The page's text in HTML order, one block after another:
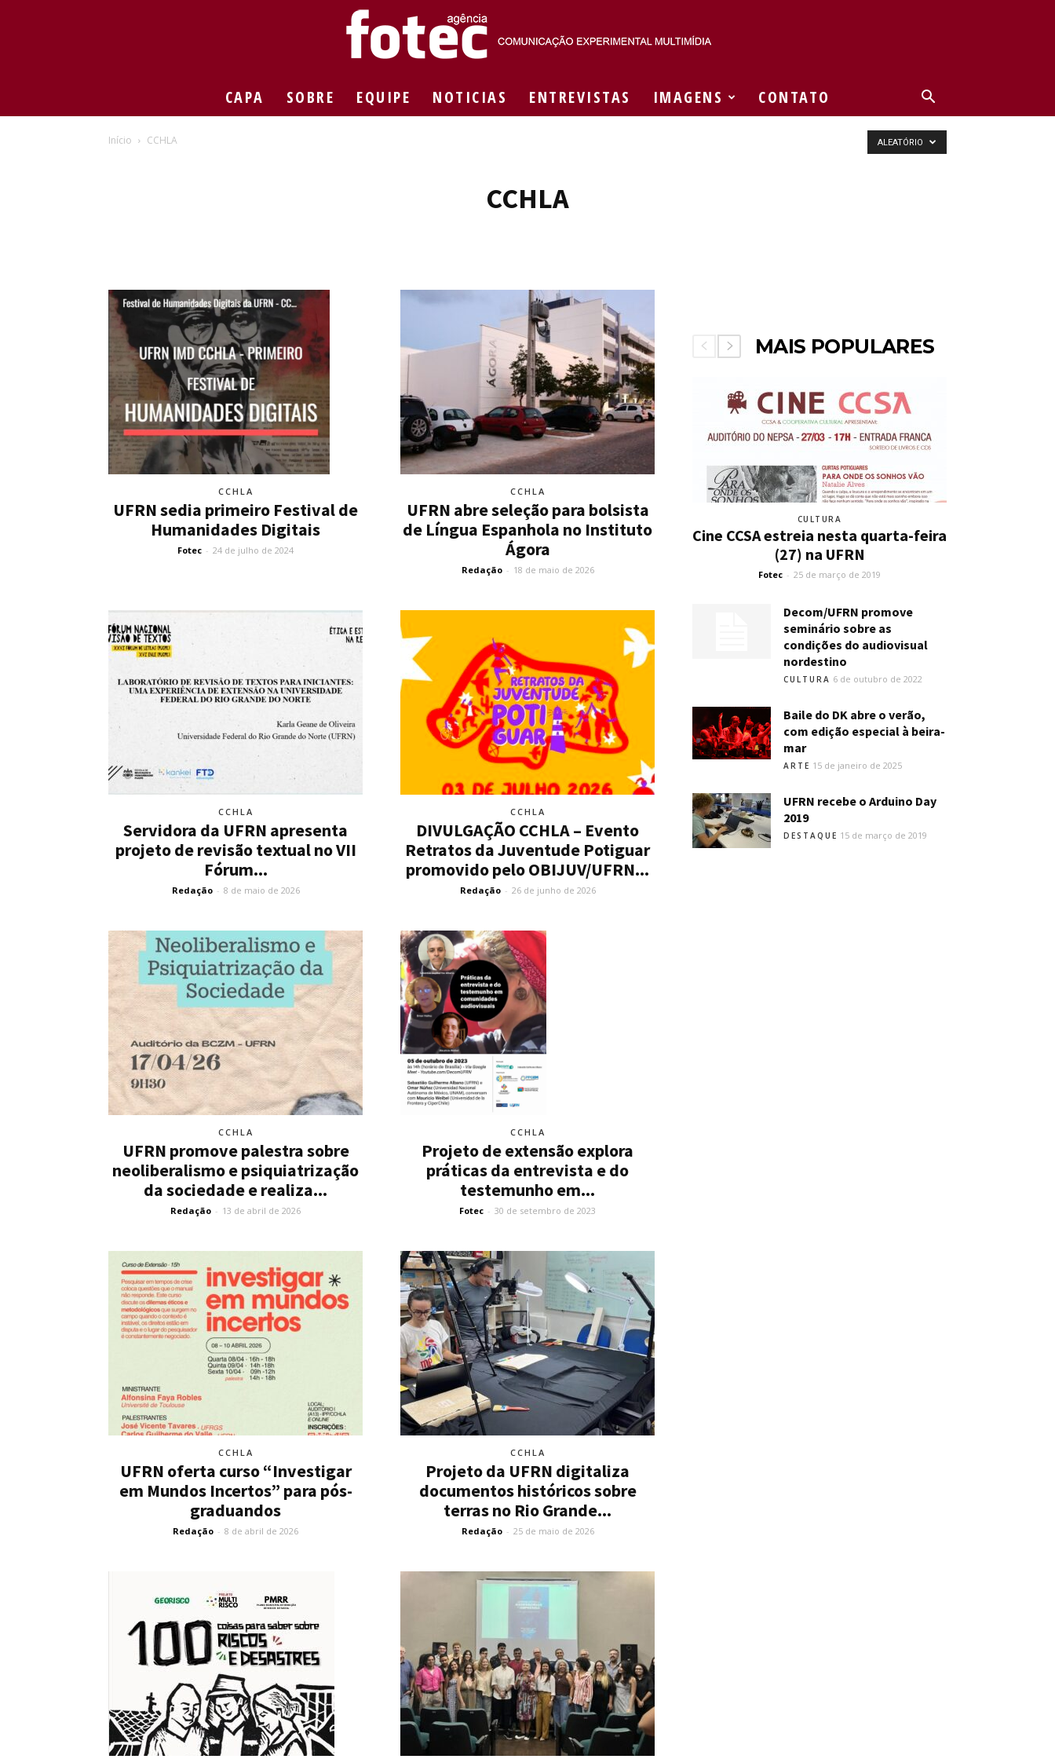
CAPA SOBRE EQUIPE NOTICIAS ENTREVISTAS IMAGENS CONTATO
Início CCHLA
CCHLA
ALEATÓRIO
CCHLA
UFRN sedia primeiro Festival de
Humanidades Digitais
Fotec - 24 de julho de 2024
CCHLA
UFRN abre seleção para bolsista
de Língua Espanhola no Instituto
Ágora
Redação - 18 de maio de 2026
CCHLA
Servidora da UFRN apresenta
projeto de revisão textual no VII
Fórum...
Redação - 8 de maio de 2026
CCHLA
DIVULGAÇÃO CCHLA – Evento
Retratos da Juventude Potiguar
promovido pelo OBIJUV/UFRN...
Redação - 26 de junho de 2026
CCHLA
UFRN promove palestra sobre
neoliberalismo e psiquiatrização
da sociedade e realiza...
Redação - 13 de abril de 2026
CCHLA
Projeto de extensão explora
práticas da entrevista e do
testemunho em...
Fotec - 30 de setembro de 2023
CCHLA
UFRN oferta curso “Investigar
em Mundos Incertos” para pós-
graduandos
Redação - 8 de abril de 2026
CCHLA
Projeto da UFRN digitaliza
documentos históricos sobre
terras no Rio Grande...
Redação - 25 de maio de 2026
MAIS POPULARES
CULTURA
Cine CCSA estreia nesta quarta-feira
(27) na UFRN
Fotec - 25 de março de 2019
Decom/UFRN promove
seminário sobre as
condições do audiovisual
nordestino
CULTURA 6 de outubro de 2022
Baile do DK abre o verão,
com edição especial à beira-
mar
ARTE 15 de janeiro de 2025
UFRN recebe o Arduino Day
2019
DESTAQUE 15 de março de 2019